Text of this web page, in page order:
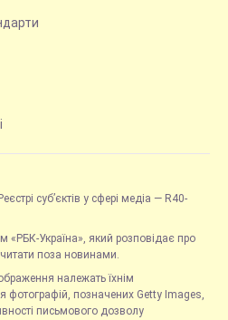
суб’єктів у сфері медіа — R40-
«РБК-Україна», який розповідає про
поза новинами.
належать їхнім
фотографій, позначених Getty Images,
письмового дозволу